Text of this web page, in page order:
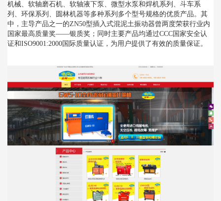
机械、软轴磨石机、软轴液下泵、微型水泵和焊机系列、斗车系
列、环保系列、圆林机器等多种系列多个型号规格的优质产品。其
中，主导产品之一的ZN50型插入式混泥土振动器曾两度荣获行业内
国家最高质量奖——银质奖；同时主要产品均通过CCC国家安全认
证和ISO9001:2000国际质量认证，为用户提供了有效的质量保证。